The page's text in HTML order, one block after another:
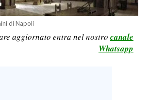
di Napoli
aggiornato entra nel nostro canale
Whatsapp